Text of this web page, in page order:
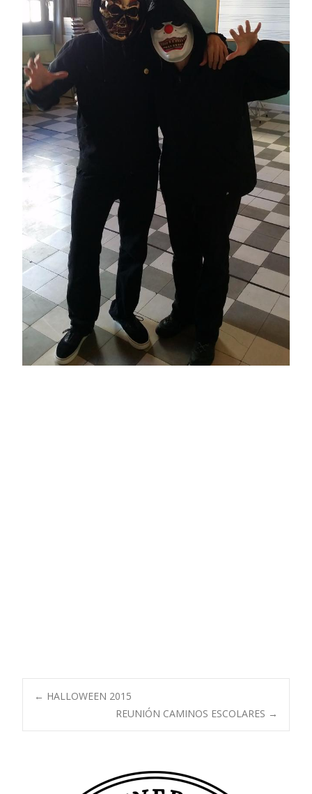
Navegación
← HALLOWEEN 2015
REUNIÓN CAMINOS ESCOLARES →